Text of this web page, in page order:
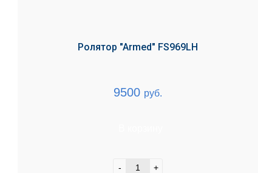
Ролятор "Armed" FS969LH
9500 руб.
- +